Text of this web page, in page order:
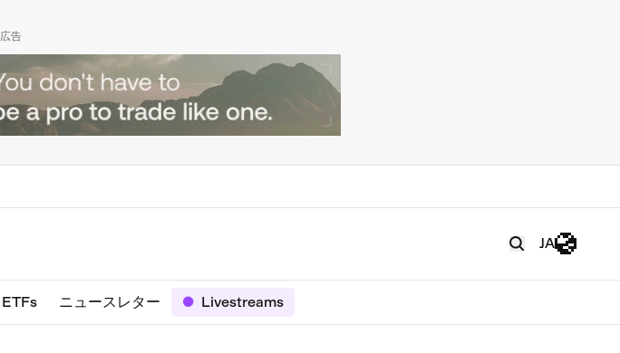
広告
JA
ETFs ニュースレター Livestreams